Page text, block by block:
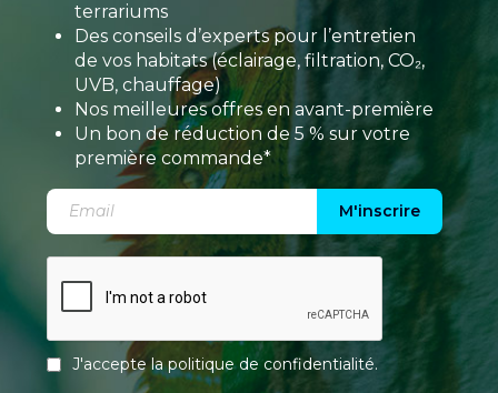
terrariums
Des conseils d’experts pour l’entretien
de vos habitats (éclairage, filtration, CO₂,
UVB, chauffage)
Nos meilleures offres en avant-première
Un bon de réduction de 5 % sur votre
première commande*
M'inscrire
J'accepte lapolitique de confidentialité.